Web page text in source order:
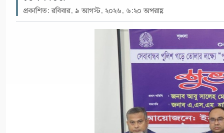
প্রকাশিত: রবিবার, ৯ আগস্ট, ২০২৬, ৬:২০ অপরাহ্ণ